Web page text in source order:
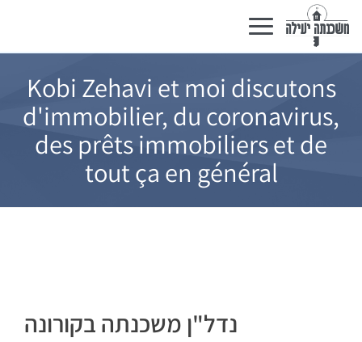
Basculer
la
navigation
Kobi Zehavi et moi discutons
d'immobilier, du coronavirus,
des prêts immobiliers et de
tout ça en général
נדל"ן משכנתה בקורונה